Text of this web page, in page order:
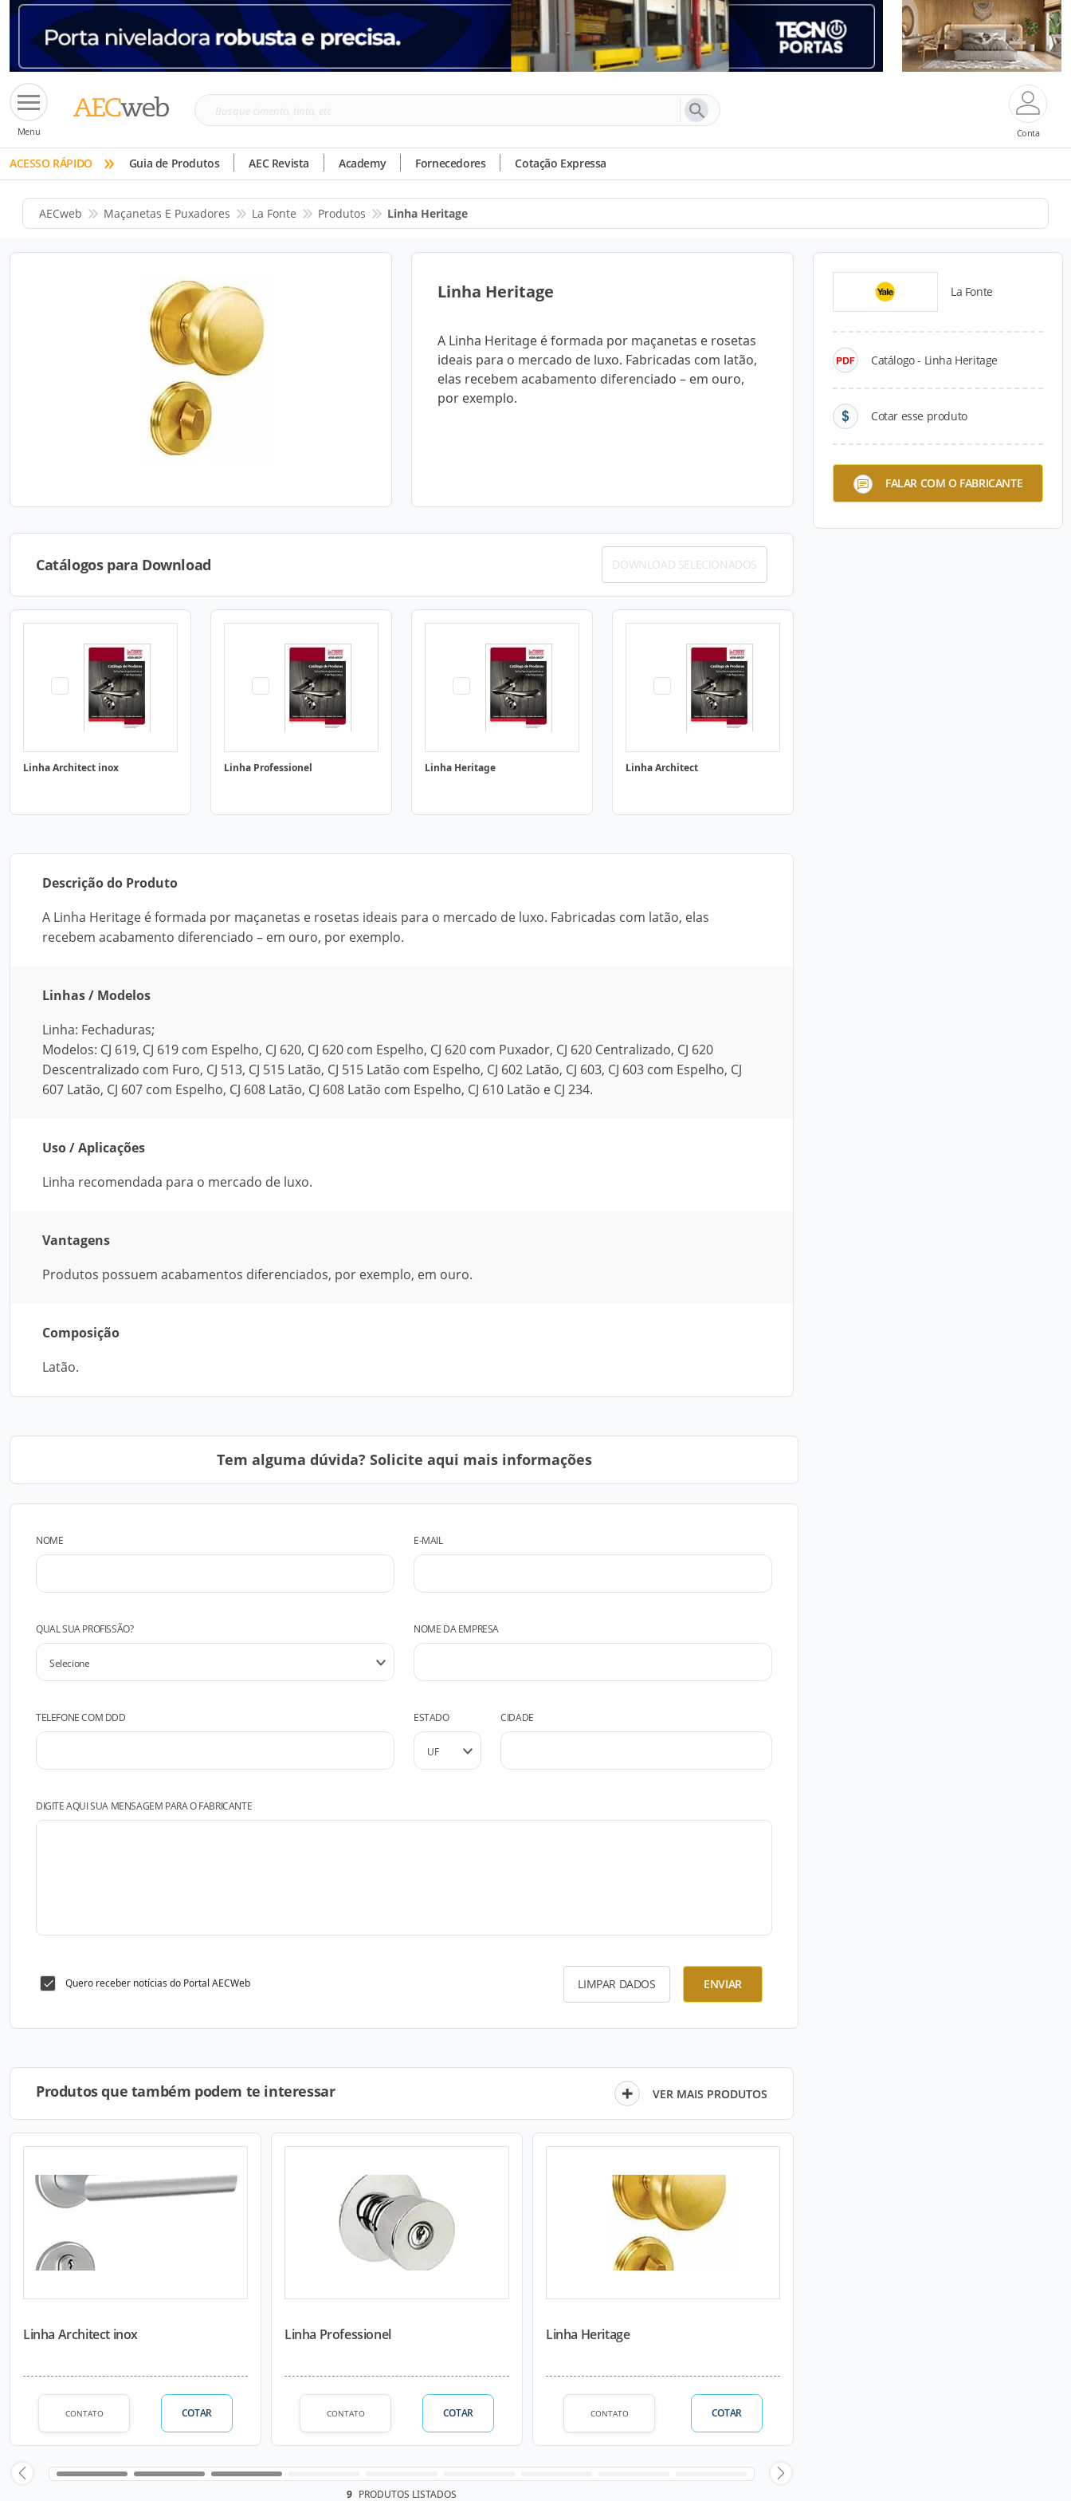
Menu
Busque
tinta,
etc
Conta
ACESSO RÁPIDO » Guia de Produtos AEC Revista Academy Fornecedores Cotação Expressa
AECweb Maçanetas E Puxadores La Fonte Produtos Linha Heritage
Linha Heritage
A Linha Heritage é formada por maçanetas e rosetas
ideais para o mercado de luxo. Fabricadas com latão,
elas recebem acabamento diferenciado – em ouro,
por exemplo.
La Fonte
Catálogo - Linha Heritage
Cotar esse produto
FALAR COM O FABRICANTE
Catálogos para Download DOWNLOAD SELECIONADOS
Linha Architect inox Linha Professionel Linha Heritage Linha Architect
Descrição do Produto
A Linha Heritage é formada por maçanetas e rosetas ideais para o mercado de luxo. Fabricadas com latão, elas
recebem acabamento diferenciado – em ouro, por exemplo.
Linhas / Modelos
Linha: Fechaduras;
Modelos: CJ 619, CJ 619 com Espelho, CJ 620, CJ 620 com Espelho, CJ 620 com Puxador, CJ 620 Centralizado, CJ 620
Descentralizado com Furo, CJ 513, CJ 515 Latão, CJ 515 Latão com Espelho, CJ 602 Latão, CJ 603, CJ 603 com Espelho, CJ
607 Latão, CJ 607 com Espelho, CJ 608 Latão, CJ 608 Latão com Espelho, CJ 610 Latão e CJ 234.
Uso / Aplicações
Linha recomendada para o mercado de luxo.
Vantagens
Produtos possuem acabamentos diferenciados, por exemplo, em ouro.
Composição
Latão.
Tem alguma dúvida? Solicite aqui mais informações
NOME E-MAIL
QUAL SUA PROFISSÃO? NOME DA EMPRESA
TELEFONE COM DDD ESTADO CIDADE
DIGITE AQUI SUA MENSAGEM PARA O FABRICANTE
Quero receber notícias do Portal AECWeb LIMPAR DADOS ENVIAR
Produtos que também podem te interessar VER MAIS PRODUTOS
Linha Architect inox
CONTATO COTAR
Linha Professionel
CONTATO COTAR
Linha Heritage
CONTATO COTAR
9 PRODUTOS LISTADOS